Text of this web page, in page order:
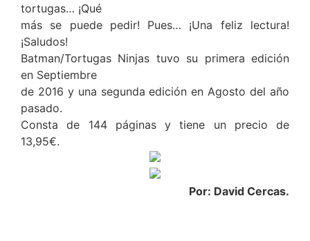
tortugas… ¡Qué
más se puede pedir! Pues… ¡Una feliz lectura!
¡Saludos!
Batman/Tortugas Ninjas tuvo su primera edición
en Septiembre
de 2016 y una segunda edición en Agosto del año
pasado.
Consta de 144 páginas y tiene un precio de
13,95€.
Por: David Cercas.